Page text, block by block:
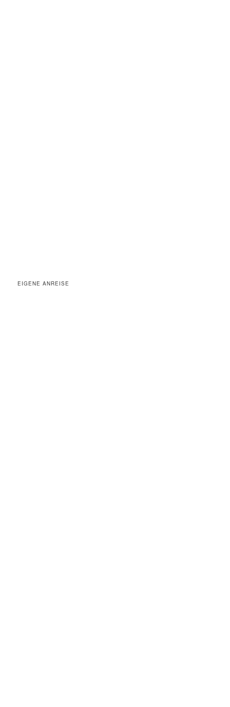
EIGENE ANREISE